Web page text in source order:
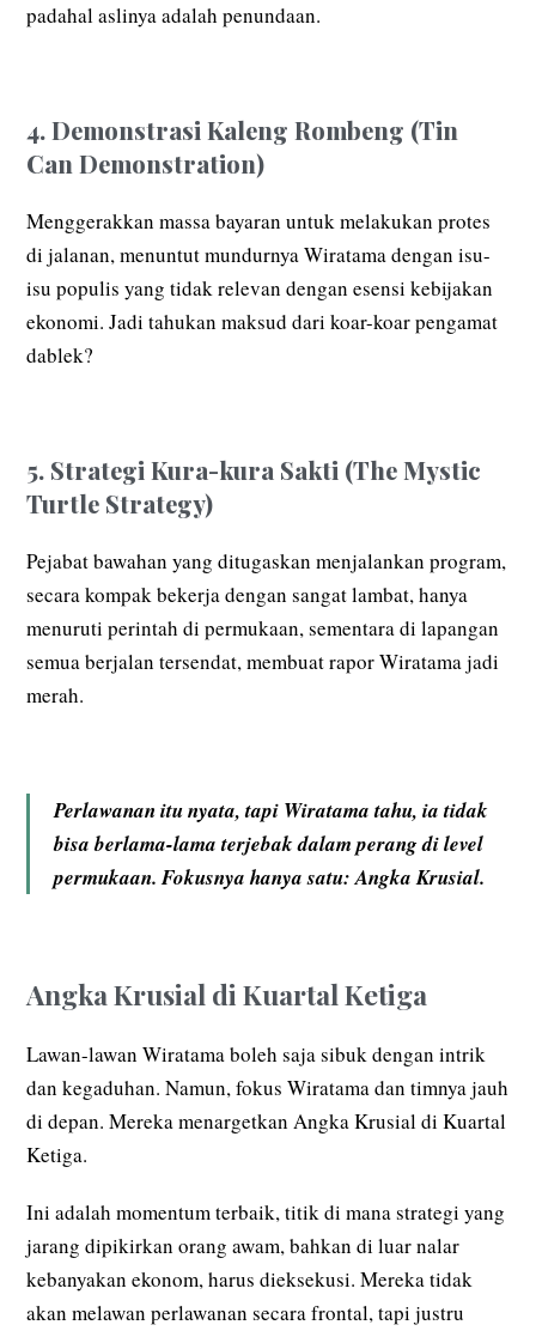
padahal aslinya adalah penundaan.
4. Demonstrasi Kaleng Rombeng (Tin
Can Demonstration)
Menggerakkan massa bayaran untuk melakukan protes
di jalanan, menuntut mundurnya Wiratama dengan isu-
isu populis yang tidak relevan dengan esensi kebijakan
ekonomi. Jadi tahukan maksud dari koar-koar pengamat
dablek?
5. Strategi Kura-kura Sakti (The Mystic
Turtle Strategy)
Pejabat bawahan yang ditugaskan menjalankan program,
secara kompak bekerja dengan sangat lambat, hanya
menuruti perintah di permukaan, sementara di lapangan
semua berjalan tersendat, membuat rapor Wiratama jadi
merah.
Perlawanan itu nyata, tapi Wiratama tahu, ia tidak
bisa berlama-lama terjebak dalam perang di level
permukaan. Fokusnya hanya satu: Angka Krusial.
Angka Krusial di Kuartal Ketiga
Lawan-lawan Wiratama boleh saja sibuk dengan intrik
dan kegaduhan. Namun, fokus Wiratama dan timnya jauh
di depan. Mereka menargetkan Angka Krusial di Kuartal
Ketiga.
Ini adalah momentum terbaik, titik di mana strategi yang
jarang dipikirkan orang awam, bahkan di luar nalar
kebanyakan ekonom, harus dieksekusi. Mereka tidak
akan melawan perlawanan secara frontal, tapi justru